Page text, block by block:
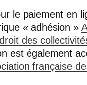
le paiement en
« adhésion »
des
est également
française